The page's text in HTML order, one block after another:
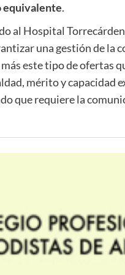
equivalente.
al Hospital
una gestión de la
este tipo de ofertas
mérito y capacidad
que requiere la